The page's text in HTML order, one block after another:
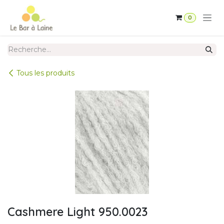
Se rendre au contenu
0
Tous les produits
Cashmere Light 950.0023